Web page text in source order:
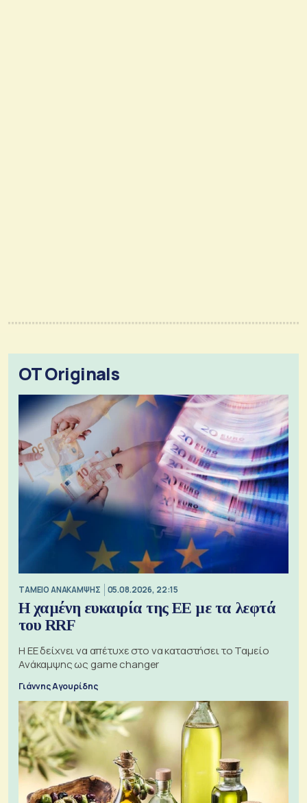
OT Originals
ΤΑΜΕΙΟ ΑΝΑΚΑΜΨΗΣ 05.08.2026, 22:15
Η χαμένη ευκαιρία της ΕΕ με τα λεφτά
του RRF
Η ΕΕ δείχνει να απέτυχε στο να καταστήσει το Ταμείο
Ανάκαμψης ως game changer
Γιάννης Αγουρίδης